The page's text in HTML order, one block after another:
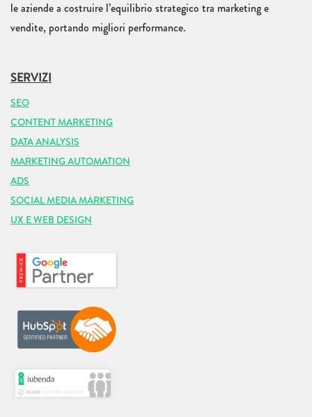
le aziende a costruire l’equilibrio strategico tra marketing e
vendite, portando migliori performance.
SERVIZI
SEO
CONTENT MARKETING
DATA ANALYSIS
MARKETING AUTOMATION
ADS
SOCIAL MEDIA MARKETING
UX E WEB DESIGN